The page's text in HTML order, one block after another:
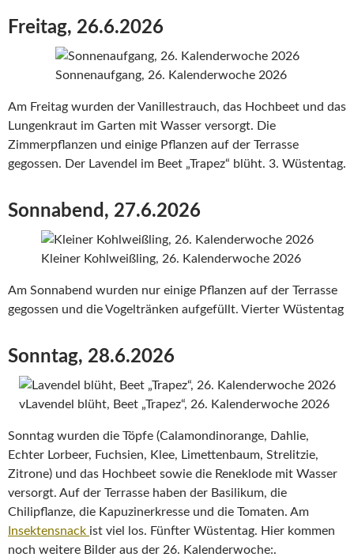
Freitag, 26.6.2026
Sonnenaufgang, 26. Kalenderwoche 2026
Am Freitag wurden der Vanillestrauch, das Hochbeet und das
Lungenkraut im Garten mit Wasser versorgt. Die
Zimmerpflanzen und einige Pflanzen auf der Terrasse
gegossen. Der Lavendel im Beet „Trapez“ blüht. 3. Wüstentag.
Sonnabend, 27.6.2026
Kleiner Kohlweißling, 26. Kalenderwoche 2026
Am Sonnabend wurden nur einige Pflanzen auf der Terrasse
gegossen und die Vogeltränken aufgefüllt. Vierter Wüstentag
Sonntag, 28.6.2026
vLavendel blüht, Beet „Trapez“, 26. Kalenderwoche 2026
Sonntag wurden die Töpfe (Calamondinorange, Dahlie,
Echter Lorbeer, Fuchsien, Klee, Limettenbaum, Strelitzie,
Zitrone) und das Hochbeet sowie die Reneklode mit Wasser
versorgt. Auf der Terrasse haben der Basilikum, die
Chilipflanze, die Kapuzinerkresse und die Tomaten. Am
Insektensnack ist viel los. Fünfter Wüstentag. Hier kommen
noch weitere Bilder aus der 26. Kalenderwoche:.